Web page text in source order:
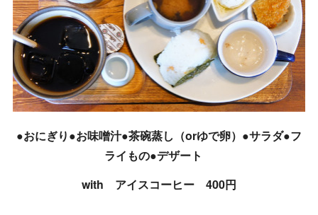
●おにぎり●お味噌汁●茶碗蒸し（orゆで卵）●サラダ●フ
ライもの●デザート
with アイスコーヒー 400円